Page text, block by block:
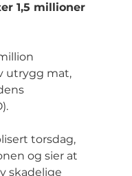
1,5 millioner
utrygg mat,
torsdag,
og sier at
skadelige